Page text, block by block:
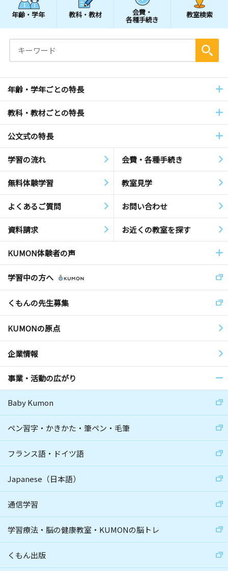
年齢・学年 教科・教材 会費・
各種手続き
教室検索
年齢・学年ごとの特長
教科・教材ごとの特長
公文式の特長
学習の流れ 会費・各種手続き
無料体験学習 教室見学
よくあるご質問 お問い合わせ
資料請求 お近くの教室を探す
KUMON体験者の声
学習中の方へ
くもんの先生募集
KUMONの原点
企業情報
事業・活動の広がり
Baby Kumon
ペン習字・かきかた・筆ペン・毛筆
フランス語・ドイツ語
Japanese（日本語）
通信学習
学習療法・脳の健康教室・KUMONの脳トレ
くもん出版